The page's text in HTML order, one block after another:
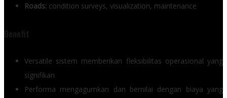
Roads: condition surveys, visualization, maintenance
Versatile sistem memberikan fleksibilitas operasional yang
signifikan
Performa mengagumkan dan bernilai dengan biaya yang